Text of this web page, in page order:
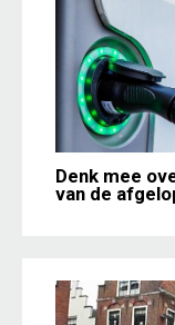
Denk mee
van de